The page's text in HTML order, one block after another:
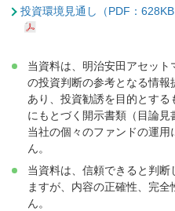
投資環境見通し（PDF：628KB
当資料は、明治安田アセット
の投資判断の参考となる情
あり、投資勧誘を目的とす
にもとづく開示書類（目論
当社の個々のファンドの運
ん。
当資料は、信頼できると判
ますが、内容の正確性、完
ん。